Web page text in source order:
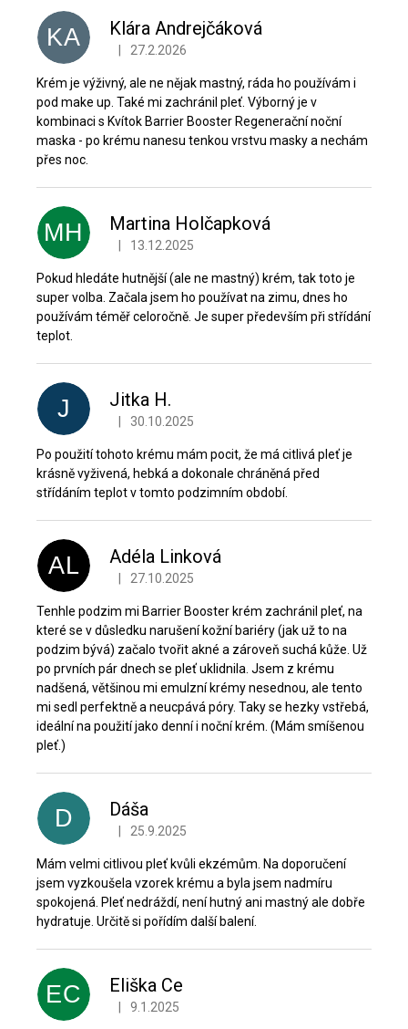
p
i
h
o
d
n
o
c
n
í
KA Klára Andrejčáková
Hodnocení produktu je 5 z 5 hvězdiček.
27.2.2026
Krém je výživný, ale ne nějak mastný, ráda ho používám i
pod make up. Také mi zachránil pleť. Výborný je v
kombinaci s Kvítok Barrier Booster Regenerační noční
maska - po krému nanesu tenkou vrstvu masky a nechám
přes noc.
MH Martina Holčapková
Hodnocení produktu je 5 z 5 hvězdiček.
13.12.2025
Pokud hledáte hutnější (ale ne mastný) krém, tak toto je
super volba. Začala jsem ho používat na zimu, dnes ho
používám téměř celoročně. Je super především při střídání
teplot.
J Jitka H.
Hodnocení produktu je 5 z 5 hvězdiček.
30.10.2025
Po použití tohoto krému mám pocit, že má citlivá pleť je
krásně vyživená, hebká a dokonale chráněná před
střídáním teplot v tomto podzimním období.
AL Adéla Linková
Hodnocení produktu je 5 z 5 hvězdiček.
27.10.2025
Tenhle podzim mi Barrier Booster krém zachránil pleť, na
které se v důsledku narušení kožní bariéry (jak už to na
podzim bývá) začalo tvořit akné a zároveň suchá kůže. Už
po prvních pár dnech se pleť uklidnila. Jsem z krému
nadšená, většinou mi emulzní krémy nesednou, ale tento
mi sedl perfektně a neucpává póry. Taky se hezky vstřebá,
ideální na použití jako denní i noční krém. (Mám smíšenou
pleť.)
D Dáša
Hodnocení produktu je 5 z 5 hvězdiček.
25.9.2025
Mám velmi citlivou pleť kvůli ekzémům. Na doporučení
jsem vyzkoušela vzorek krému a byla jsem nadmíru
spokojená. Pleť nedráždí, není hutný ani mastný ale dobře
hydratuje. Určitě si pořídím další balení.
EC Eliška Ce
Hodnocení produktu je 5 z 5 hvězdiček.
9.1.2025